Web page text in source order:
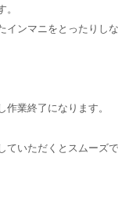
インマニをとったりし
業終了になります。
ていただくとスムーズ